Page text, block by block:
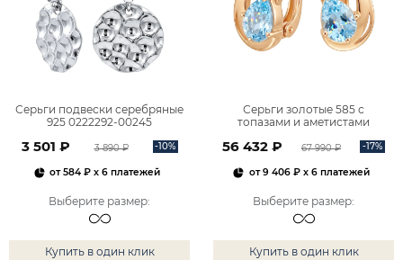
Серьги подвески серебряные
925 0222292-00245
3 501 ₽ 3 890 ₽ -10%
от584 ₽ x 6 платежей
Выберите размер:
Купить в один клик
Серьги золотые 585 с
топазами и аметистами
56 432 ₽ 67 990 ₽ -17%
от9 406 ₽x 6 платежей
Выберите размер:
Купить в один клик